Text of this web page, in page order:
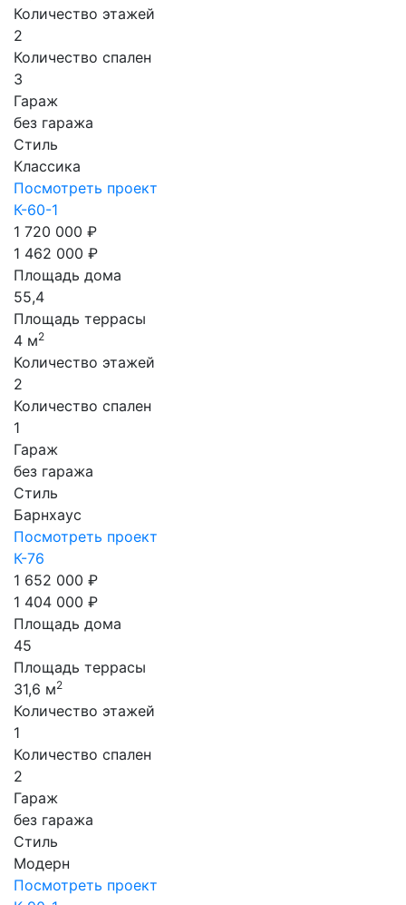
Количество этажей
2
Количество спален
3
Гараж
без гаража
Стиль
Классика
Посмотреть проект
К-60-1
1 720 000 ₽
1 462 000 ₽
Площадь дома
55,4
Площадь террасы
4 м2
Количество этажей
2
Количество спален
1
Гараж
без гаража
Стиль
Барнхаус
Посмотреть проект
К-76
1 652 000 ₽
1 404 000 ₽
Площадь дома
45
Площадь террасы
31,6 м2
Количество этажей
1
Количество спален
2
Гараж
без гаража
Стиль
Модерн
Посмотреть проект